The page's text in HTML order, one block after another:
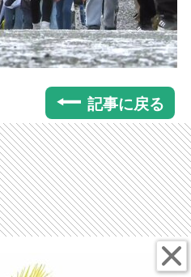
記事に戻る